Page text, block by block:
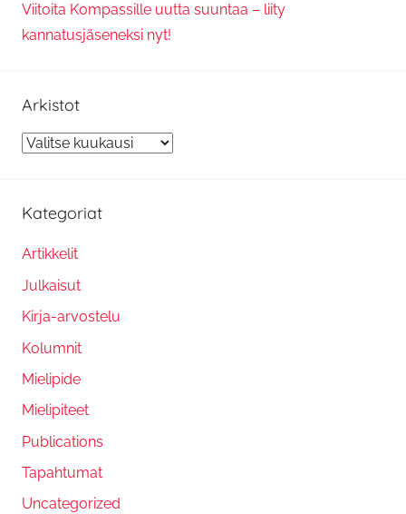
Viitoita Kompassille uutta suuntaa – liity
kannatusjäseneksi nyt!
Arkistot
Arkistot
Kategoriat
Artikkelit
Julkaisut
Kirja-arvostelu
Kolumnit
Mielipide
Mielipiteet
Publications
Tapahtumat
Uncategorized